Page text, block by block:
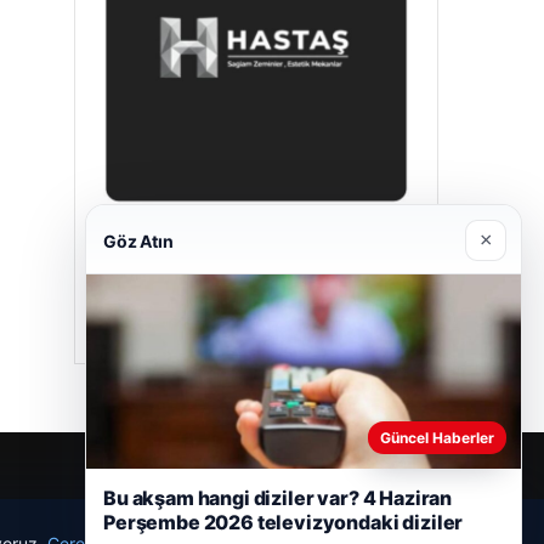
Hastaş Beton
26/05/2026
Göz Atın ×
Güncel Haberler
Bu akşam hangi diziler var? 4 Haziran
Perşembe 2026 televizyondaki diziler